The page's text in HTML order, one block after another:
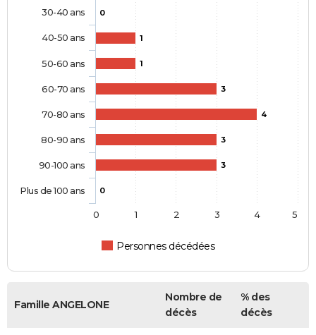
0
1
1
3
4
3
3
0
Personnes décédées
30-40 ans
40-50 ans
50-60 ans
60-70 ans
70-80 ans
80-90 ans
90-100 ans
Plus de 100 ans
0 1 2 3 4 5
Famille ANGELONE
Nombre de
décès
% des
décès